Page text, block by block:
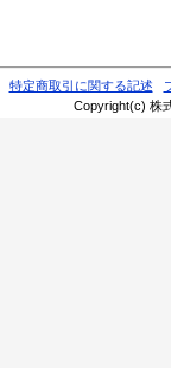
特定商取引に関する記述
Copyright(c) 株